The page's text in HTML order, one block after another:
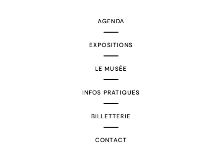
AGENDA
EXPOSITIONS
LE MUSÉE
INFOS PRATIQUES
BILLETTERIE
CONTACT